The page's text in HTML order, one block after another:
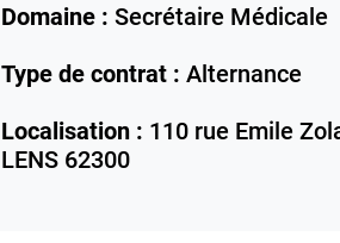
Domaine : Secrétaire Médicale
Type de contrat : Alternance
Localisation : 110 rue Emile
LENS 62300